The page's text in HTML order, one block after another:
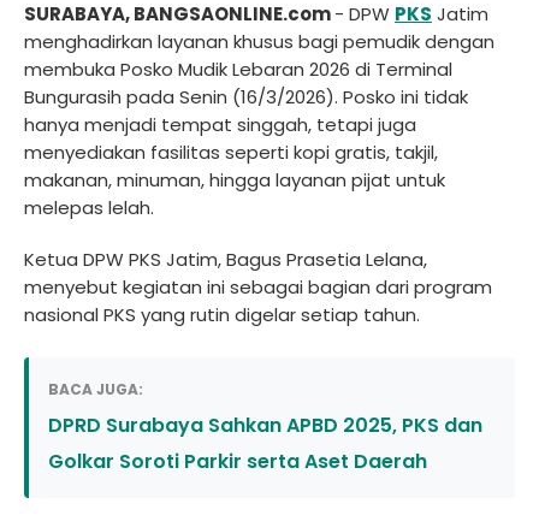
SURABAYA, BANGSAONLINE.com- DPW PKS Jatim
menghadirkan layanan khusus bagi pemudik dengan
membuka Posko Mudik Lebaran 2026 di Terminal
Bungurasih pada Senin (16/3/2026). Posko ini tidak
hanya menjadi tempat singgah, tetapi juga
menyediakan fasilitas seperti kopi gratis, takjil,
makanan, minuman, hingga layanan pijat untuk
melepas lelah.
Ketua DPW PKS Jatim, Bagus Prasetia Lelana,
menyebut kegiatan ini sebagai bagian dari program
nasional PKS yang rutin digelar setiap tahun.
BACA JUGA:
DPRD Surabaya Sahkan APBD 2025, PKS dan
Golkar Soroti Parkir serta Aset Daerah